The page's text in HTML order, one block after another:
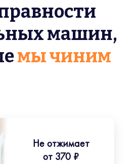
машин,
мы чиним
Не отжимает
от 370 ₽